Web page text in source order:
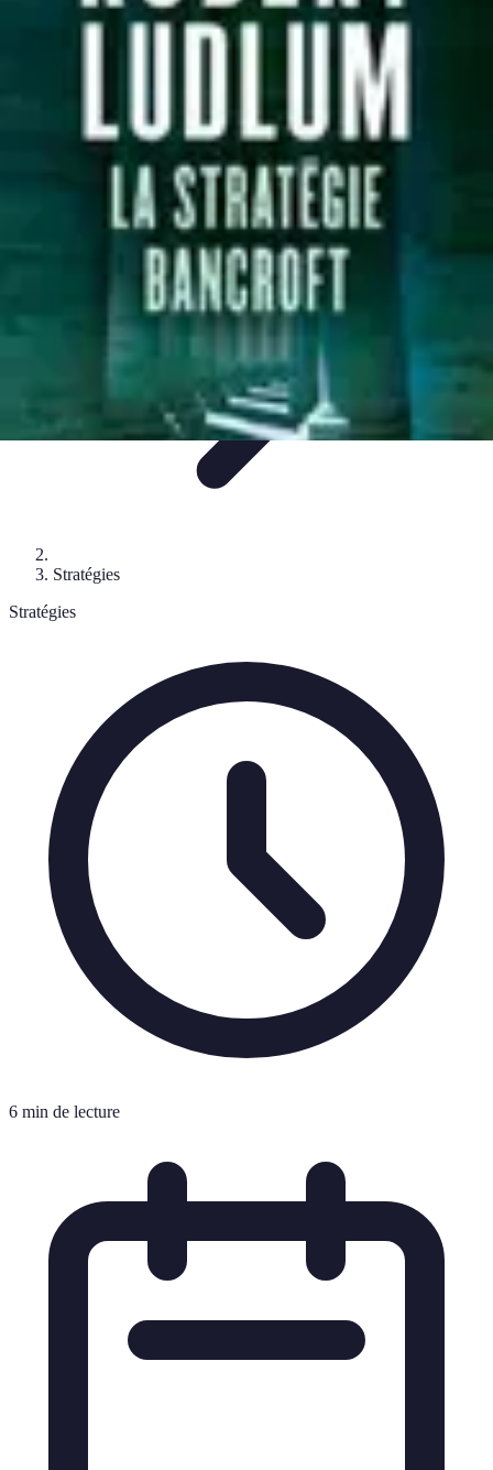
Projets Matures
Gestion des Parties Prenantes
Gestion de
Projets Matures
Stratégies
Stratégies
6 min de lecture